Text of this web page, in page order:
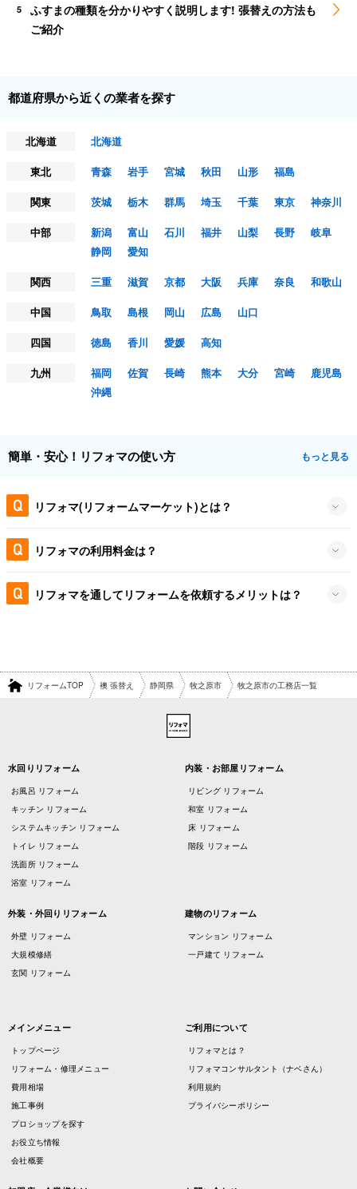
5
ふすまの種類を分かりやすく説明します! 張替えの方法も
ご紹介
都道府県から近くの業者を探す
北海道
北海道
東北
青森 岩手 宮城 秋田 山形
福島
関東
茨城 栃木 群馬 埼玉 千葉 東京
神奈川
中部
新潟 富山 石川 福井 山梨 長野
岐阜
静岡
愛知
関西
三重 滋賀 京都 大阪 兵庫 奈良
和歌山
中国
鳥取 島根 岡山 広島
山口
四国
徳島 香川 愛媛
高知
九州
福岡 佐賀 長崎 熊本 大分 宮崎
鹿児島
沖縄
簡単・安心！リフォマの使い方 もっと見る
リフォマ(リフォームマーケット)とは？
リフォマの利用料金は？
リフォマを通してリフォームを依頼するメリットは？
リフォームTOP 襖 張替え 静岡県 牧之原市 牧之原市の工務店一覧
水回りリフォーム
お風呂 リフォーム
キッチン リフォーム
システムキッチン リフォーム
トイレ リフォーム
洗面所 リフォーム
浴室 リフォーム
内装・お部屋リフォーム
リビング リフォーム
和室 リフォーム
床 リフォーム
階段 リフォーム
外装・外回りリフォーム
外壁 リフォーム
大規模修繕
玄関 リフォーム
建物のリフォーム
マンション リフォーム
一戸建て リフォーム
メインメニュー
トップページ
リフォーム・修理メニュー
費用相場
施工事例
プロショップを探す
お役立ち情報
会社概要
ご利用について
リフォマとは？
リフォマコンサルタント（ナベさん）
利用規約
プライバシーポリシー